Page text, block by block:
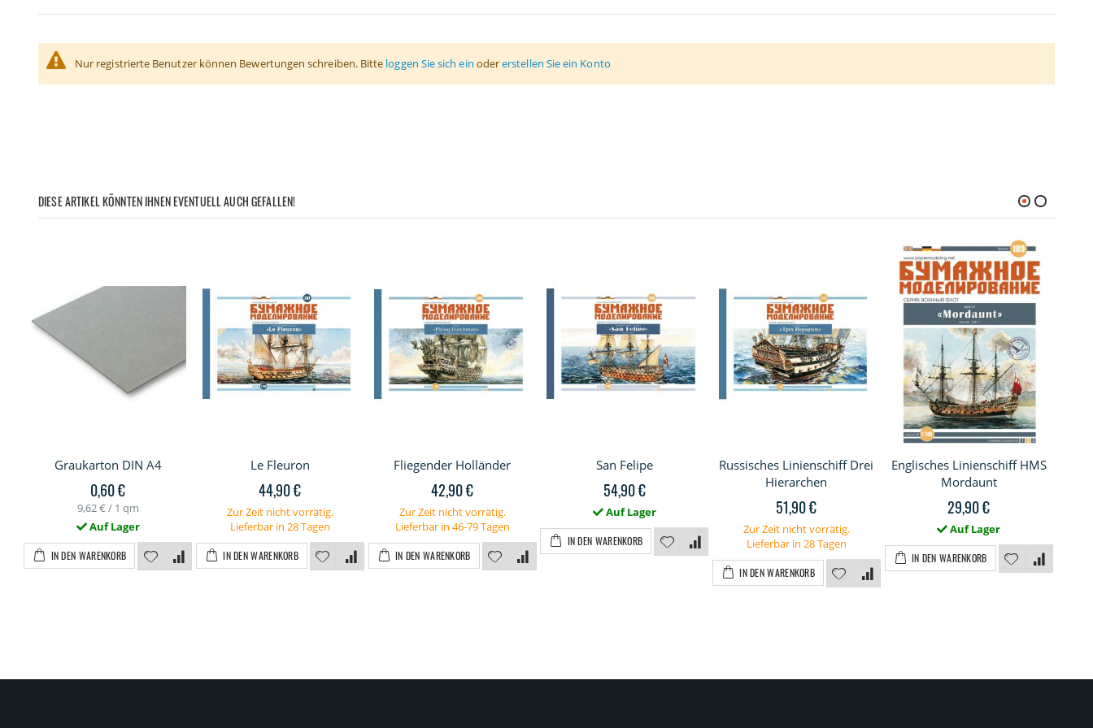
Nur registrierte Benutzer können Bewertungen schreiben. Bitte loggen Sie sich ein odererstellen Sie ein Konto
DIESE ARTIKEL KÖNNTEN IHNEN EVENTUELL AUCH GEFALLEN!
Graukarton DIN A4
0,60 €
9,62 € / 1 qm
Auf Lager
IN DEN WARENKORB
Le Fleuron
44,90 €
Zur Zeit nicht vorrätig.
Lieferbar in 28 Tagen
IN DEN WARENKORB
Fliegender Holländer
42,90 €
Zur Zeit nicht vorrätig.
Lieferbar in 46-79 Tagen
IN DEN WARENKORB
San Felipe
54,90 €
Auf Lager
IN DEN WARENKORB
Russisches Linienschiff Drei
Hierarchen
51,90 €
Zur Zeit nicht vorrätig.
Lieferbar in 28 Tagen
IN DEN WARENKORB
Englisches Linienschiff HMS
Mordaunt
29,90 €
Auf Lager
IN DEN WARENKORB